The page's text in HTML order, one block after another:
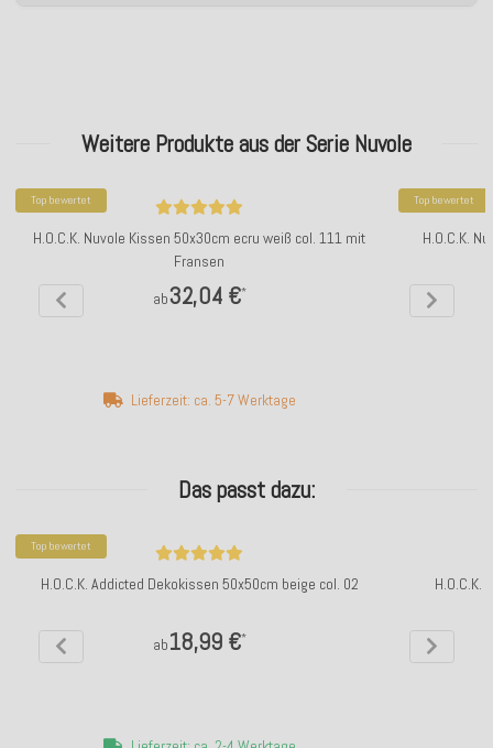
Weitere Produkte aus der Serie Nuvole
Top bewertet
H.O.C.K. Nuvole Kissen 50x30cm ecru weiß col. 111 mit
Fransen
ab32,04 €*
Lieferzeit: ca. 5-7 Werktage
Top bewertet
H.O.C.K.
Das passt dazu:
Top bewertet
H.O.C.K. Addicted Dekokissen 50x50cm beige col. 02
ab18,99 €*